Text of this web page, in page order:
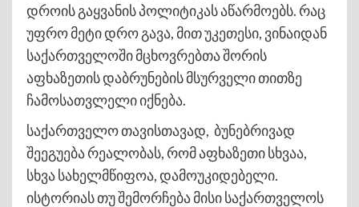
დროის გაყვანის პოლიტიკას აწარმოებს. რაც
უფრო მეტი დრო გავა, მით უკეთესი, ვინაიდან
საქართველოში მცხოვრებთა შორის
აფხაზეთის დაბრუნების მსურველი თითზე
ჩამოსათვლელი იქნება.
საქართველო თავისთავად, ბუნებრივად
შეეგუება რეალობას, რომ აფხაზეთი სხვაა,
სხვა სახელმწიფოა, დამოუკიდებელი.
ისტორიას თუ შემორჩება მისი საქართველოს